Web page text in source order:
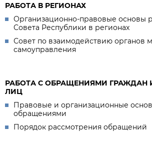
РАБОТА В РЕГИОНАХ
Организационно-правовые основы
Совета Республики в регионах
Совет по взаимодействию органов
самоуправления
РАБОТА С ОБРАЩЕНИЯМИ ГРАЖДАН
ЛИЦ
Правовые и организационные
обращениями
Порядок рассмотрения обращений